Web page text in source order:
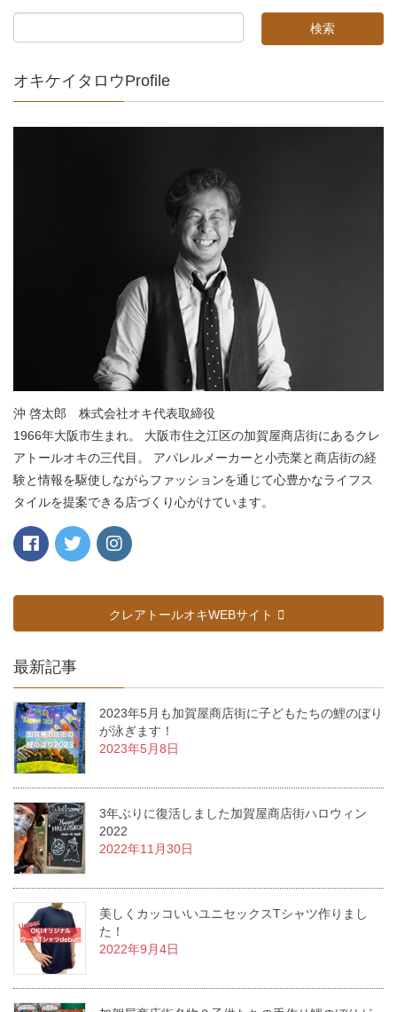
オキケイタロウProfile
沖 啓太郎 株式会社オキ代表取締役
1966年大阪市生まれ。 大阪市住之江区の加賀屋商店街にあるクレ
アトールオキの三代目。 アパレルメーカーと小売業と商店街の経
験と情報を駆使しながらファッションを通じて心豊かなライフス
タイルを提案できる店づくり心がけています。
クレアトールオキWEBサイト
最新記事
2023年5月も加賀屋商店街に子どもたちの鯉のぼり
が泳ぎます！
2023年5月8日
3年ぶりに復活しました加賀屋商店街ハロウィン
2022
2022年11月30日
美しくカッコいいユニセックスTシャツ作りまし
た！
2022年9月4日